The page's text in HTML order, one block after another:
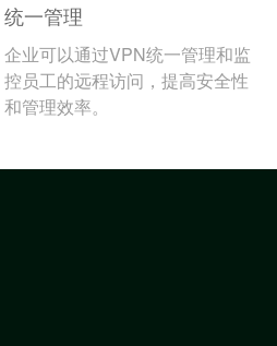
统一管理
企业可以通过VPN统一管理和监
控员工的远程访问，提高安全性
和管理效率。